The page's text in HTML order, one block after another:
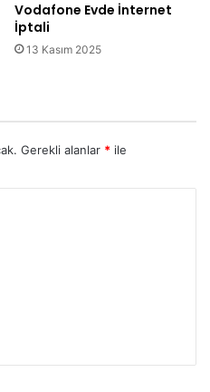
Vodafone Evde İnternet
İptali
13 Kasım 2025
Gerekli alanlar * ile